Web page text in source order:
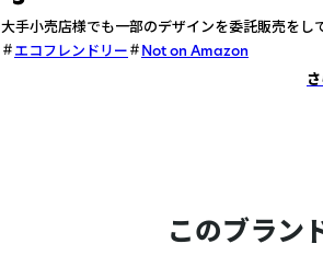
大手小売店様でも一部のデザインを委託販売をし
エコフレンドリー
Not on Amazon
このブラン